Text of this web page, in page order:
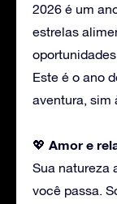
2026 é um
estrelas
Este é o ano
aventura, sim
💖 Amore
Sua natureza
você passa.